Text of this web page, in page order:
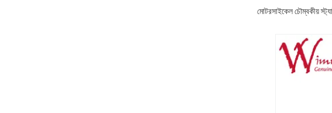
মোটরসাইকেল চৌম্বকীয়